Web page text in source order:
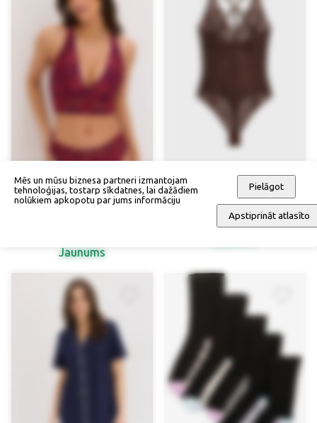
Krekliņkrūšturis ar kokvilnas
Jaunums
Stringu bodijs bez stīpiņām
52,90 €
Mēs un mūsu biznesa partneri izmantojam
tehnoloģijas, tostarp sīkdatnes, lai dažādiem
nolūkiem apkopotu par jums informāciju
Pielāgot
Apstiprināt atlasīto